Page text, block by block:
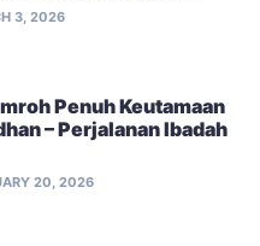
3, 2026
Penuh Keutamaan
– Perjalanan Ibadah
20, 2026